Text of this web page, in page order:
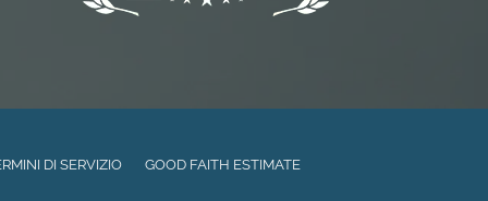
DI SERVIZIO GOOD FAITH ESTIMATE